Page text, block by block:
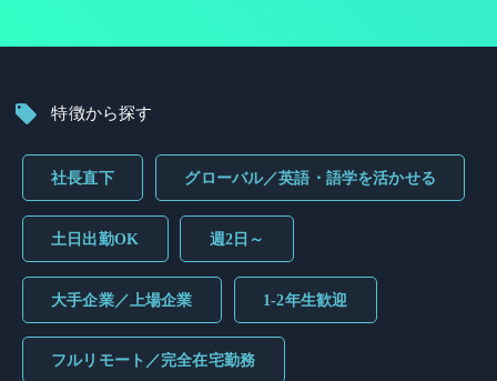
特徴から探す
社長直下 グローバル／英語・語学を活かせる
土日出勤OK 週2日～
大手企業／上場企業 1-2年生歓迎
フルリモート／完全在宅勤務